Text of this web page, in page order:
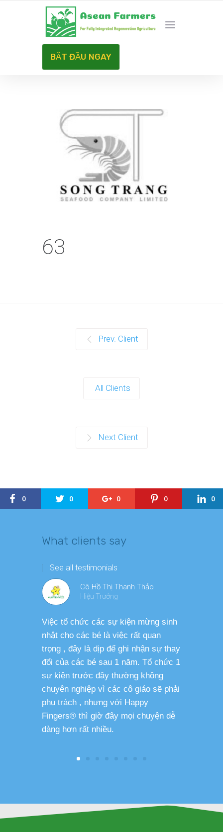
HÀNH TRÌNH NET ZERO CARBON
BẮT ĐẦU NGAY
63
Prev. Client
All Clients
Next Client
0 0 0 0 0
What clients say
See all testimonials
Cô Hồ Thị Thanh Thảo
Hiệu Trưởng
Việc tổ chức các sự kiện mừng sinh
nhật cho các bé là việc rất quan
trọng , đây là dịp để ghi nhận sự thay
đổi của các bé sau 1 năm. Tổ chức 1
sự kiện trước đây thường không
chuyên nghiệp vì các cô giáo sẽ phải
phụ trách , nhưng với Happy
Fingers® thì giờ đây mọi chuyện dễ
dàng hơn rất nhiều.